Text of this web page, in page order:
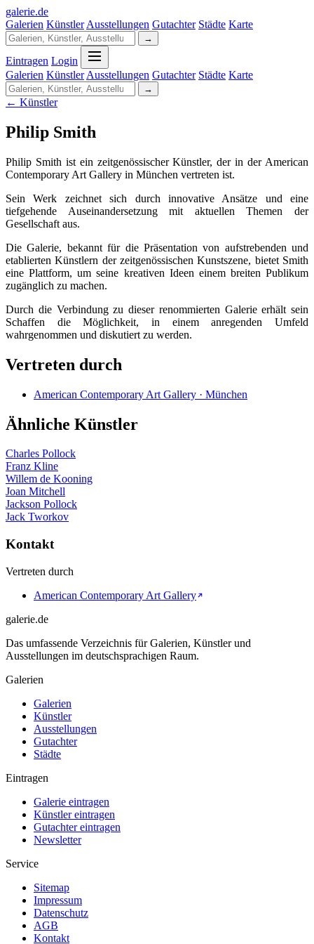
galerie.de
Galerien Künstler Ausstellungen Gutachter Städte Karte
→
Eintragen Login
Galerien Künstler Ausstellungen Gutachter Städte Karte
→
← Künstler
Philip Smith
Philip Smith ist ein zeitgenössischer Künstler, der in der American
Contemporary Art Gallery in München vertreten ist.
Sein Werk zeichnet sich durch innovative Ansätze und eine
tiefgehende Auseinandersetzung mit aktuellen Themen der
Gesellschaft aus.
Die Galerie, bekannt für die Präsentation von aufstrebenden und
etablierten Künstlern der zeitgenössischen Kunstszene, bietet Smith
eine Plattform, um seine kreativen Ideen einem breiten Publikum
zugänglich zu machen.
Durch die Verbindung zu dieser renommierten Galerie erhält sein
Schaffen die Möglichkeit, in einem anregenden Umfeld
wahrgenommen und diskutiert zu werden.
Vertreten durch
American Contemporary Art Gallery · München
Ähnliche Künstler
Charles Pollock
Franz Kline
Willem de Kooning
Joan Mitchell
Jackson Pollock
Jack Tworkov
Kontakt
Vertreten durch
American Contemporary Art Gallery
galerie.de
Das umfassende Verzeichnis für Galerien, Künstler und
Ausstellungen im deutschsprachigen Raum.
Galerien
Galerien
Künstler
Ausstellungen
Gutachter
Städte
Eintragen
Galerie eintragen
Künstler eintragen
Gutachter eintragen
Newsletter
Service
Sitemap
Impressum
Datenschutz
AGB
Kontakt